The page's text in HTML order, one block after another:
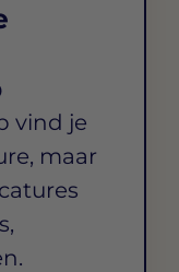
vind je
maar